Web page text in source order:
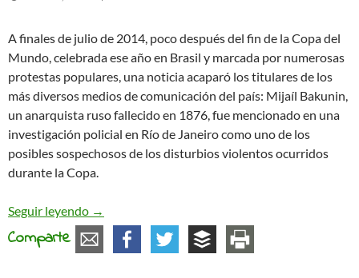
A finales de julio de 2014, poco después del fin de la Copa del
Mundo, celebrada ese año en Brasil y marcada por numerosas
protestas populares, una noticia acaparó los titulares de los
más diversos medios de comunicación del país: Mijaíl Bakunin,
un anarquista ruso fallecido en 1876, fue mencionado en una
investigación policial en Río de Janeiro como uno de los
posibles sospechosos de los disturbios violentos ocurridos
durante la Copa.
Seguir leyendo Brasil: del levantamiento de junio a la reacción
→
Comparte